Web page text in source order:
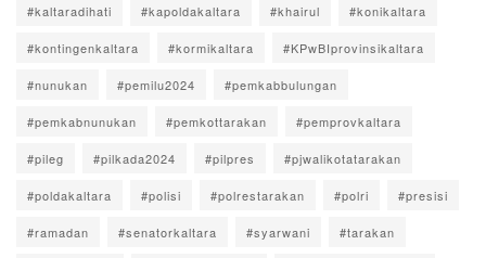
#kaltaradihati #kapoldakaltara #khairul #konikaltara
#kontingenkaltara #kormikaltara #KPwBIprovinsikaltara
#nunukan #pemilu2024 #pemkabbulungan
#pemkabnunukan #pemkottarakan #pemprovkaltara
#pileg #pilkada2024 #pilpres #pjwalikotatarakan
#poldakaltara #polisi #polrestarakan #polri #presisi
#ramadan #senatorkaltara #syarwani #tarakan